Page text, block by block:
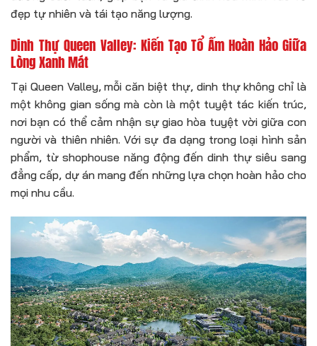
đẹp tự nhiên và tái tạo năng lượng.
Dinh Thự Queen Valley: Kiến Tạo Tổ Ấm Hoàn Hảo Giữa
Lòng Xanh Mát
Tại Queen Valley, mỗi căn biệt thự, dinh thự không chỉ là
một không gian sống mà còn là một tuyệt tác kiến trúc,
nơi bạn có thể cảm nhận sự giao hòa tuyệt vời giữa con
người và thiên nhiên. Với sự đa dạng trong loại hình sản
phẩm, từ shophouse năng động đến dinh thự siêu sang
đẳng cấp, dự án mang đến những lựa chọn hoàn hảo cho
mọi nhu cầu.